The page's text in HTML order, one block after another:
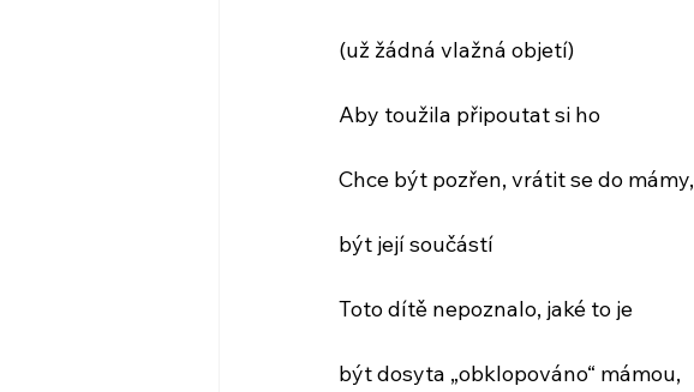
(už žádná vlažná objetí)
Aby toužila připoutat si ho
Chce být pozřen, vrátit se do mámy,
být její součástí
Toto dítě nepoznalo, jaké to je
být dosyta „obklopováno“ mámou,